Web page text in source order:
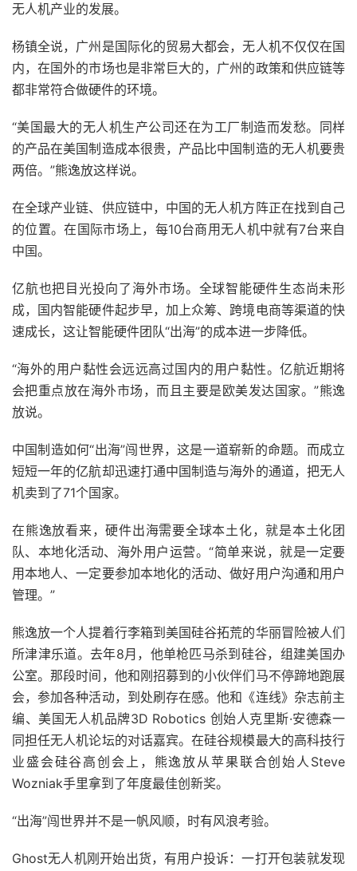
无人机产业的发展。
杨镇全说，广州是国际化的贸易大都会，无人机不仅仅在国
内，在国外的市场也是非常巨大的，广州的政策和供应链等
都非常符合做硬件的环境。
“美国最大的无人机生产公司还在为工厂制造而发愁。同样
的产品在美国制造成本很贵，产品比中国制造的无人机要贵
两倍。”熊逸放这样说。
在全球产业链、供应链中，中国的无人机方阵正在找到自己
的位置。在国际市场上，每10台商用无人机中就有7台来自
中国。
亿航也把目光投向了海外市场。全球智能硬件生态尚未形
成，国内智能硬件起步早，加上众筹、跨境电商等渠道的快
速成长，这让智能硬件团队“出海”的成本进一步降低。
“海外的用户黏性会远远高过国内的用户黏性。亿航近期将
会把重点放在海外市场，而且主要是欧美发达国家。”熊逸
放说。
中国制造如何“出海”闯世界，这是一道崭新的命题。而成立
短短一年的亿航却迅速打通中国制造与海外的通道，把无人
机卖到了71个国家。
在熊逸放看来，硬件出海需要全球本土化，就是本土化团
队、本地化活动、海外用户运营。“简单来说，就是一定要
用本地人、一定要参加本地化的活动、做好用户沟通和用户
管理。”
熊逸放一个人提着行李箱到美国硅谷拓荒的华丽冒险被人们
所津津乐道。去年8月，他单枪匹马杀到硅谷，组建美国办
公室。那段时间，他和刚招募到的小伙伴们马不停蹄地跑展
会，参加各种活动，到处刷存在感。他和《连线》杂志前主
编、美国无人机品牌3D Robotics 创始人克里斯·安德森一
同担任无人机论坛的对话嘉宾。在硅谷规模最大的高科技行
业盛会硅谷高创会上，熊逸放从苹果联合创始人Steve
Wozniak手里拿到了年度最佳创新奖。
“出海”闯世界并不是一帆风顺，时有风浪考验。
Ghost无人机刚开始出货，有用户投诉：一打开包装就发现